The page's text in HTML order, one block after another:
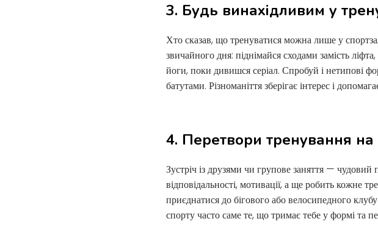
3. Будь винахідливим у
Хто сказав, що тренуватися можна лише у
звичайного дня: піднімайся сходами замість
йоги, поки дивишся серіал. Спробуй і нетипові
батутами. Різноманіття зберігає інтерес і
4. Перетвори тренування на
Зустріч із друзями чи групове заняття —
відповідальності, мотивації, а ще робить кожне
приєднатися до бігового або велосипедного
спорту часто саме те, що тримає тебе у формі та